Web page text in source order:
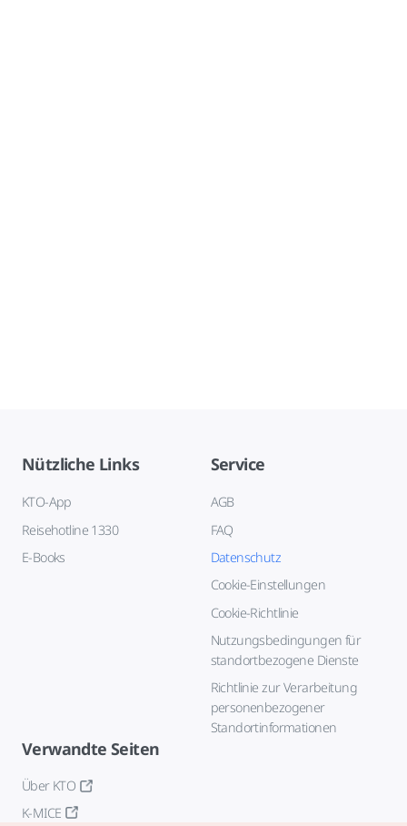
Nützliche Links
KTO-App
Reisehotline 1330
E-Books
Service
AGB
FAQ
Datenschutz
Cookie-Einstellungen
Cookie-Richtlinie
Nutzungsbedingungen für
standortbezogene Dienste
Richtlinie zur Verarbeitung
personenbezogener
Standortinformationen
Verwandte Seiten
Über KTO
K-MICE